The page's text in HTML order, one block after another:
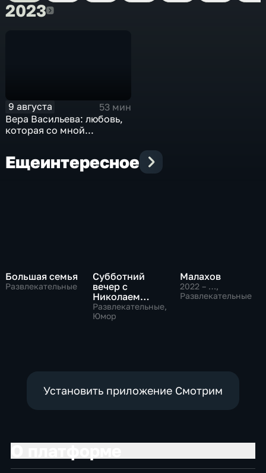
20232023
9 августа
53 мин
Вера Васильева: любовь,
которая со мной...
Ещеинтересное
Большая семья
Развлекательные
Субботний
вечер с
Николаем
Басковым
Развлекательные,
Юмор
Малахов
2022 – …,
Развлекательные
Установить приложение Смотрим